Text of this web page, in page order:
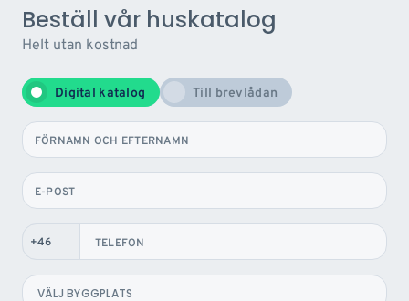
Beställ vår huskatalog
Helt utan kostnad
Digital katalog Till brevlådan
FÖRNAMN OCH EFTERNAMN
E-POST
TELEFON